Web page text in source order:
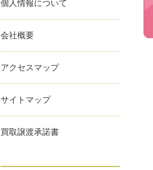
個人情報について
会社概要
アクセスマップ
サイトマップ
買取譲渡承諾書